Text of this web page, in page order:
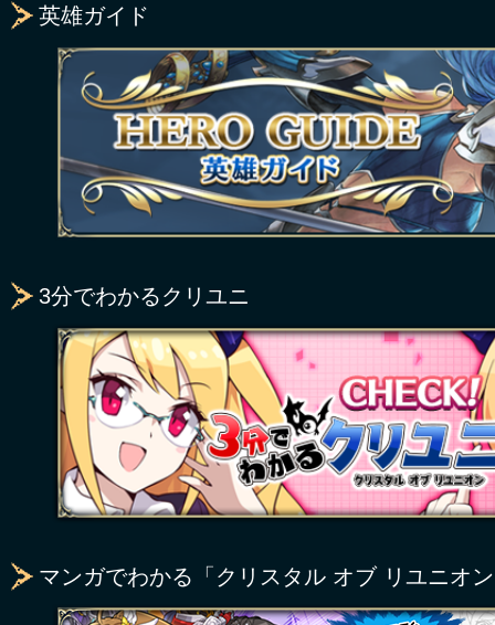
英雄ガイド
3分でわかるクリユニ
マンガでわかる「クリスタル オブ リユニオ